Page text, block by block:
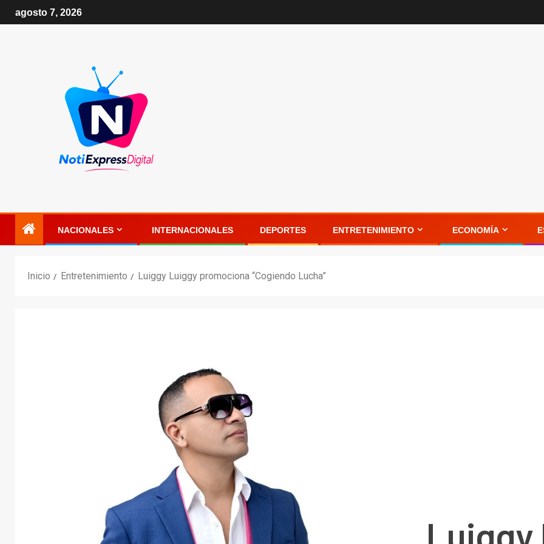
agosto 7, 2026
NACIONALES INTERNACIONALES DEPORTES ENTRETENIMIENTO ECONOMÍA
Inicio Entretenimiento Luiggy Luiggy promociona “Cogiendo Lucha”
Luiggy